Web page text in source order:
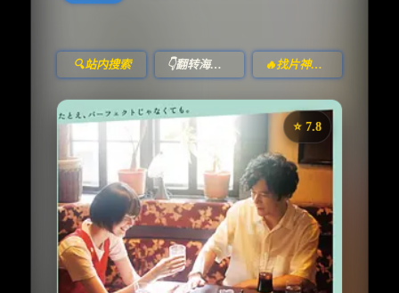
🔍站内搜索 👇翻转海报！ 🔥找片神器🔥
⭐️ 7.8
《在窗边》
⭐
收藏
⭐️ 评分：7.8 | 🎬 2022年
夸克网盘